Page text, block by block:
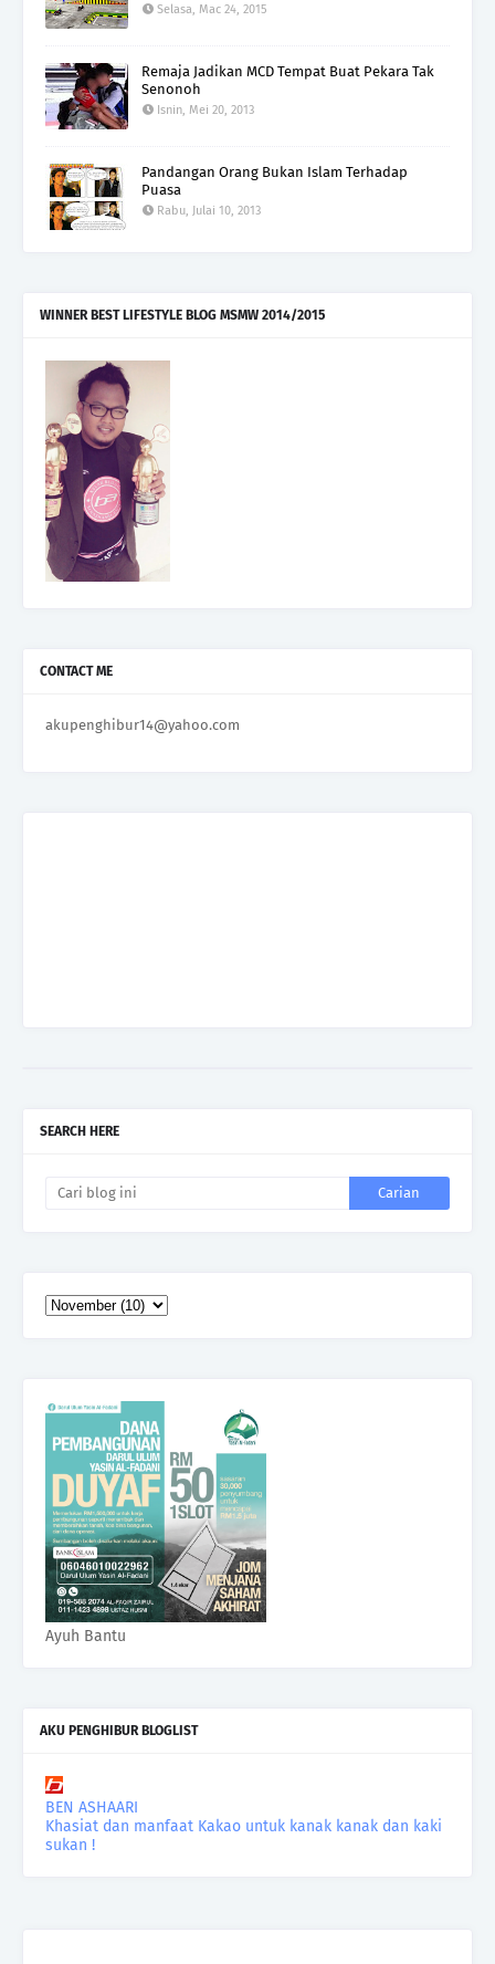
Selasa, Mac 24, 2015
Remaja Jadikan MCD Tempat Buat Pekara Tak
Senonoh
Isnin, Mei 20, 2013
Pandangan Orang Bukan Islam Terhadap
Puasa
Rabu, Julai 10, 2013
WINNER BEST LIFESTYLE BLOG MSMW 2014/2015
CONTACT ME
akupenghibur14@yahoo.com
SEARCH HERE
Ayuh Bantu
AKU PENGHIBUR BLOGLIST
BEN ASHAARI
Khasiat dan manfaat Kakao untuk kanak kanak dan kaki
sukan !